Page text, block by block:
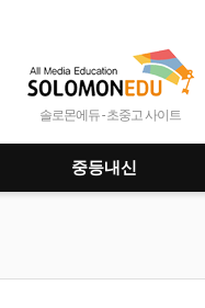
솔로몬에듀 - 초중고 사이트
중등내신